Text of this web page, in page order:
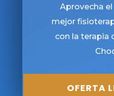
Aprovecha
mejor
con la terapia
OFERTA